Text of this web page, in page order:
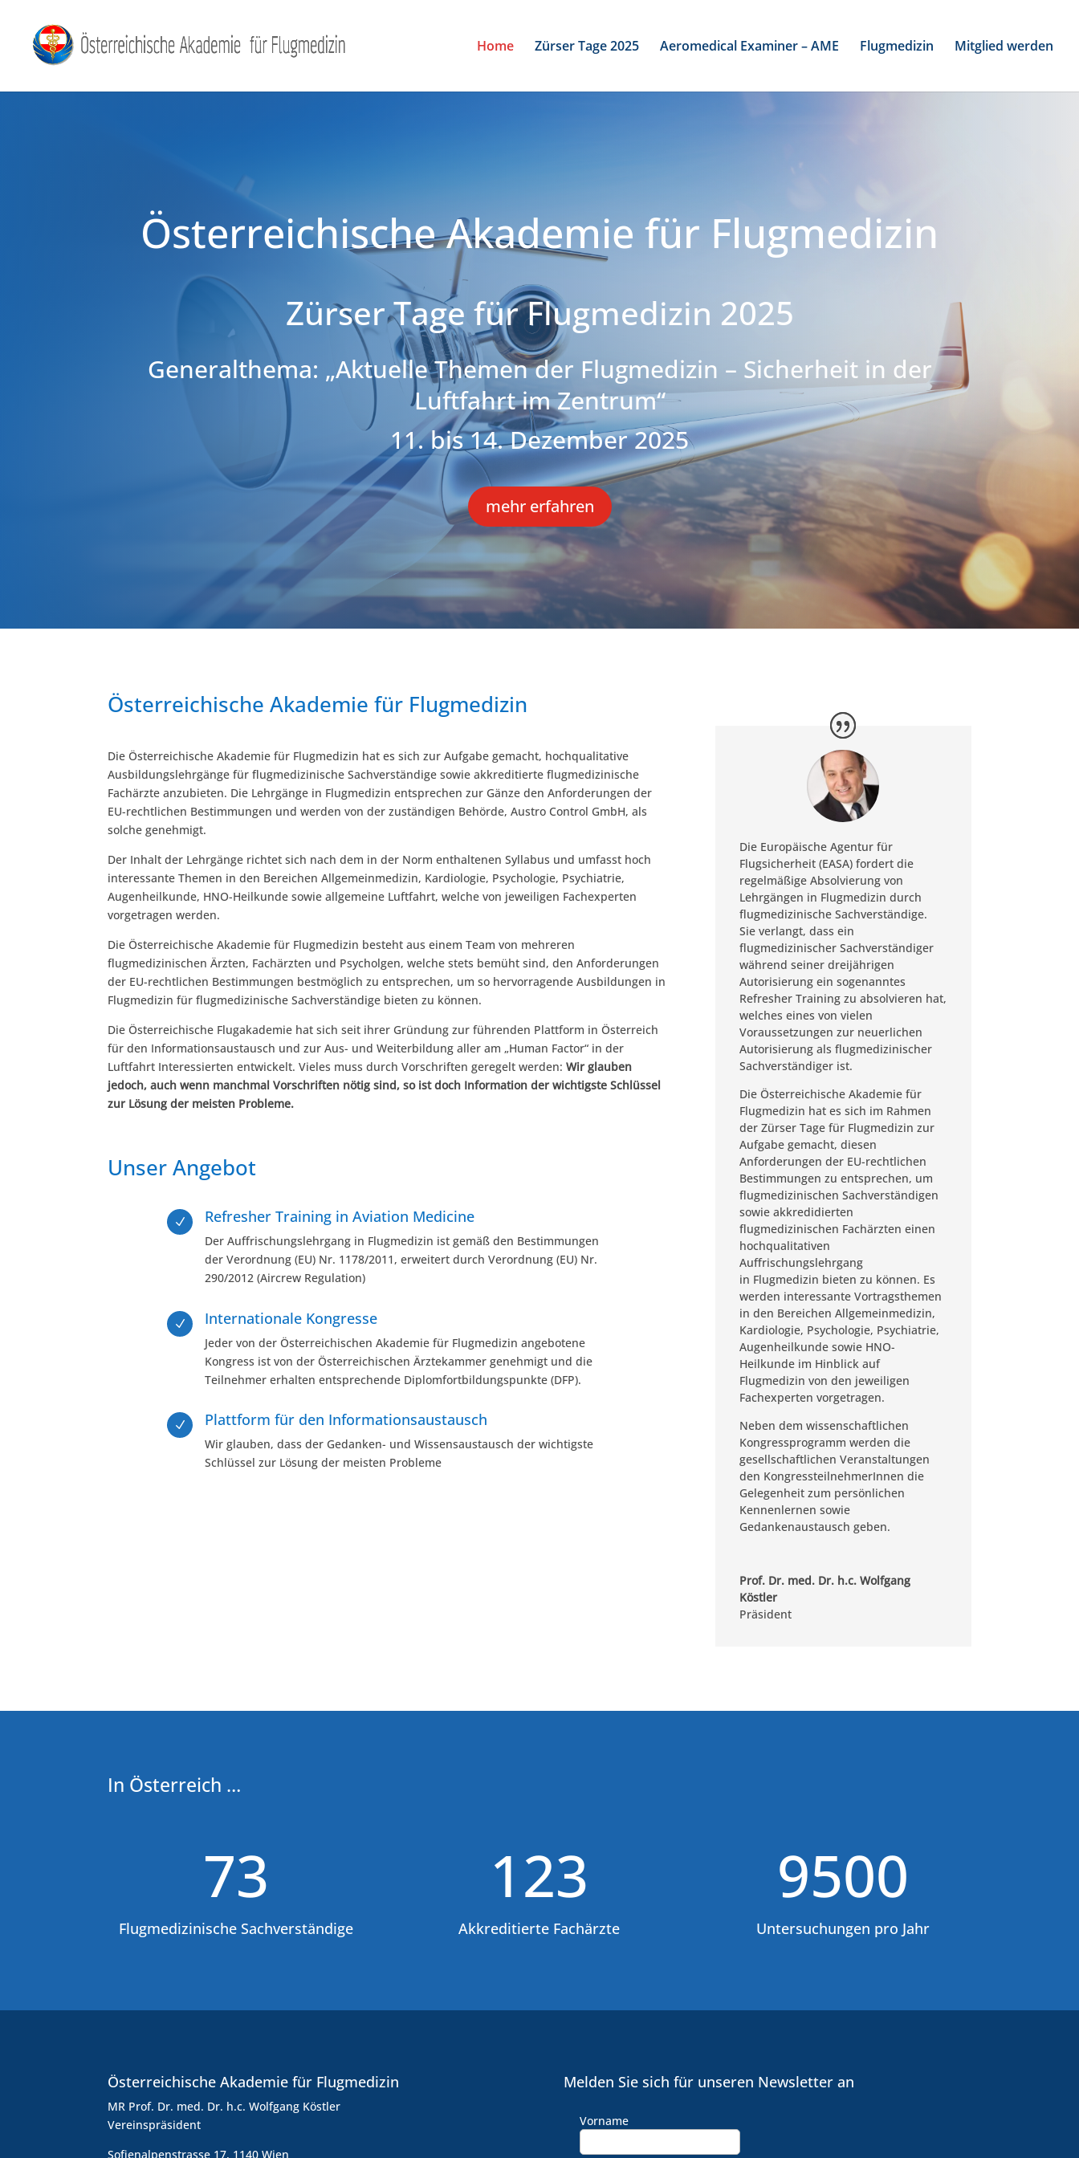
Home Zürser Tage 2025 Aeromedical Examiner – AME Flugmedizin Mitglied werden
Österreichische Akademie für Flugmedizin
Zürser Tage für Flugmedizin 2025
Generalthema: „Aktuelle Themen der Flugmedizin – Sicherheit in der
Luftfahrt im Zentrum“
11. bis 14. Dezember 2025
mehr erfahren
Österreichische Akademie für Flugmedizin
Die Österreichische Akademie für Flugmedizin hat es sich zur Aufgabe gemacht, hochqualitative
Ausbildungslehrgänge für flugmedizinische Sachverständige sowie akkreditierte flugmedizinische
Fachärzte anzubieten. Die Lehrgänge in Flugmedizin entsprechen zur Gänze den Anforderungen der
EU-rechtlichen Bestimmungen und werden von der zuständigen Behörde, Austro Control GmbH, als
solche genehmigt.
Der Inhalt der Lehrgänge richtet sich nach dem in der Norm enthaltenen Syllabus und umfasst hoch
interessante Themen in den Bereichen Allgemeinmedizin, Kardiologie, Psychologie, Psychiatrie,
Augenheilkunde, HNO-Heilkunde sowie allgemeine Luftfahrt, welche von jeweiligen Fachexperten
vorgetragen werden.
Die Österreichische Akademie für Flugmedizin besteht aus einem Team von mehreren
flugmedizinischen Ärzten, Fachärzten und Psycholgen, welche stets bemüht sind, den Anforderungen
der EU-rechtlichen Bestimmungen bestmöglich zu entsprechen, um so hervorragende Ausbildungen in
Flugmedizin für flugmedizinische Sachverständige bieten zu können.
Die Österreichische Flugakademie hat sich seit ihrer Gründung zur führenden Plattform in Österreich
für den Informationsaustausch und zur Aus- und Weiterbildung aller am „Human Factor“ in der
Luftfahrt Interessierten entwickelt. Vieles muss durch Vorschriften geregelt werden:Wir glauben
jedoch, auch wenn manchmal Vorschriften nötig sind, so ist doch Information der wichtigste Schlüssel
zur Lösung der meisten Probleme.
Unser Angebot
N Refresher Training in Aviation Medicine
Der Auffrischungslehrgang in Flugmedizin ist gemäß den Bestimmungen
der Verordnung (EU) Nr. 1178/2011, erweitert durch Verordnung (EU) Nr.
290/2012 (Aircrew Regulation)
N Internationale Kongresse
Jeder von der Österreichischen Akademie für Flugmedizin angebotene
Kongress ist von der Österreichischen Ärztekammer genehmigt und die
Teilnehmer erhalten entsprechende Diplomfortbildungspunkte (DFP).
N Plattform für den Informationsaustausch
Wir glauben, dass der Gedanken- und Wissensaustausch der wichtigste
Schlüssel zur Lösung der meisten Probleme
Die Europäische Agentur für
Flugsicherheit (EASA) fordert die
regelmäßige Absolvierung von
Lehrgängen in Flugmedizin durch
flugmedizinische Sachverständige.
Sie verlangt, dass ein
flugmedizinischer Sachverständiger
während seiner dreijährigen
Autorisierung ein sogenanntes
Refresher Training zu absolvieren hat,
welches eines von vielen
Voraussetzungen zur neuerlichen
Autorisierung als flugmedizinischer
Sachverständiger ist.
Die Österreichische Akademie für
Flugmedizin hat es sich im Rahmen
der Zürser Tage für Flugmedizin zur
Aufgabe gemacht, diesen
Anforderungen der EU-rechtlichen
Bestimmungen zu entsprechen, um
flugmedizinischen Sachverständigen
sowie akkredidierten
flugmedizinischen Fachärzten einen
hochqualitativen
Auffrischungslehrgang
in Flugmedizin bieten zu können. Es
werden interessante Vortragsthemen
in den Bereichen Allgemeinmedizin,
Kardiologie, Psychologie, Psychiatrie,
Augenheilkunde sowie HNO-
Heilkunde im Hinblick auf
Flugmedizin von den jeweiligen
Fachexperten vorgetragen.
Neben dem wissenschaftlichen
Kongressprogramm werden die
gesellschaftlichen Veranstaltungen
den KongressteilnehmerInnen die
Gelegenheit zum persönlichen
Kennenlernen sowie
Gedankenaustausch geben.
Prof. Dr. med. Dr. h.c. Wolfgang
Köstler
Präsident
In Österreich …
73
Flugmedizinische Sachverständige
123
Akkreditierte Fachärzte
9500
Untersuchungen pro Jahr
Österreichische Akademie für Flugmedizin
MR Prof. Dr. med. Dr. h.c. Wolfgang Köstler
Vereinspräsident
Sofienalpenstrasse 17, 1140 Wien
Melden Sie sich für unseren Newsletter an
Vorname